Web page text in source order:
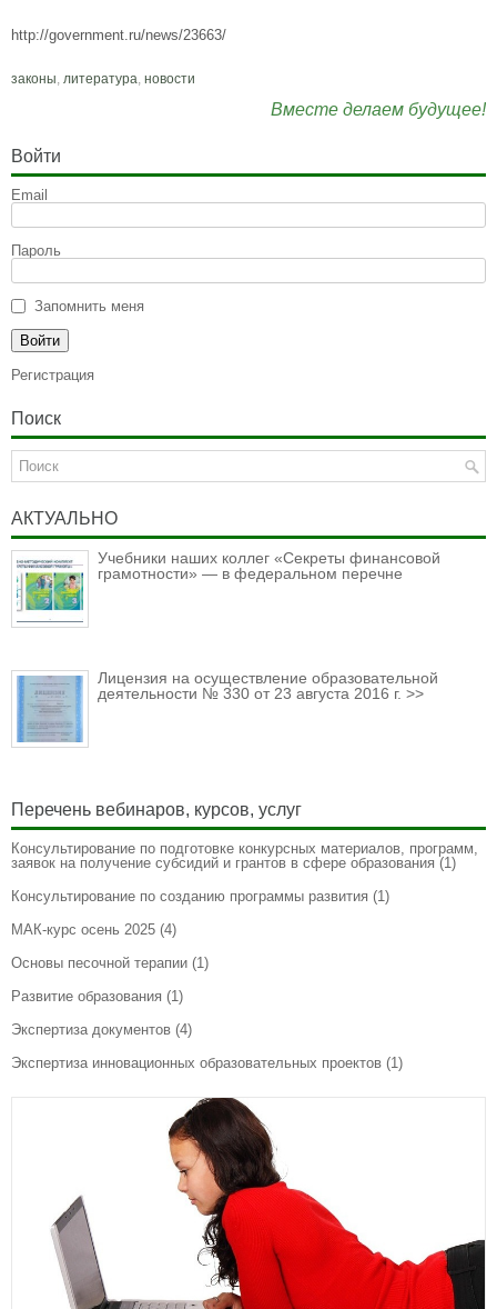
http://government.ru/news/23663/
законы, литература, новости
Вместе делаем будущее!
Войти
Email
Пароль
Запомнить меня
Регистрация
Поиск
АКТУАЛЬНО
Учебники наших коллег «Секреты финансовой
грамотности» — в федеральном перечне
Лицензия на осуществление образовательной
деятельности № 330 от 23 августа 2016 г. >>
Перечень вебинаров, курсов, услуг
Консультирование по подготовке конкурсных материалов, программ,
заявок на получение субсидий и грантов в сфере образования (1)
Консультирование по созданию программы развития (1)
МАК-курс осень 2025 (4)
Основы песочной терапии (1)
Развитие образования (1)
Экспертиза документов (4)
Экспертиза инновационных образовательных проектов (1)